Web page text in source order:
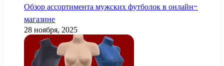
Обзор ассортимента мужских футболок в онлайн-
магазине
28 ноября, 2025